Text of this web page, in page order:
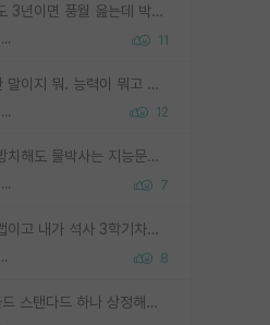
서당개 개 ㅅㄲ도 3년이면 풍월 읊는데 박사 5년 이상 대리고 있으면서 물된건 교수 탓 맞는ㄱ게 거기가 서당이 아니란 소리임
물박사의 기준이 뭐임? 11
능력없는박사 란 말이지 뭐. 능력이 뭐고 능력이 있다는게 뭔지는 사람마다 기준이 다르니까 얘기해봐야 서로 자기 기준만 얘기해서 논쟁이 끝이 안나고. 주위에서 능력있고 야심있는 신입생이 교수가 유의미한 피드백을 아예 안주면서 제대로된 과제에 참여해볼 기회도 제공하지 않고 잡일 뺑뺑이만 돌려서 맨날 단순작업만 하면서 밤새다가 눈빛이 점점 죽어가는걸 본 사람은 물박사는 교수탓이라고 하고, 교수는 이것저것 알려도 주고 기회도 주고 사수 동기 붙여주면서 어떻게든 끌고가려고 하는데 본인이 매일 뺀질거리면서 출근 하는둥마는둥 하다가 기껏 와서도 폰이나 쳐다보다가 실험 망치고 저녁약속있어서 먼저 가볼게요~ 하는걸 본 사람은 물박사는 본인탓이라고 함.
물박사의 기준이 뭐임? 12
교수가 아무리 방치해도 물박사는 지능문제고 본인 의지 문제임. 만물 교수탓 하는 애들이 이상한거임.
물박사의 기준이 뭐임? 7
가지마라. 신생랩이고 내가 석사 3학기차인데 최고참인데 나도 아무것도 모르는데 교수가 후배들 왜 논문 교육 안시키냐. 논문 왜 안 써오냐 닦달한다
신생랩가지말라는 이유가 있었구나 8
ML 대부분이 골드 스탠다드 하나 상정해놓고 (벤치마크 데이터셋이 여러 개면 여러 개 상정) 그거 얼마나 잘 맞추나 싸움임 가끔 번뜩이는 설계 철학을 보여주는 논문들도 있지만 대부분 그거 성적 얼마나 더 올리느라에 혈안이 되어 있는 측면이 잇음